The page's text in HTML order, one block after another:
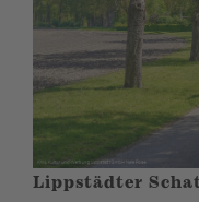
Lippstädter